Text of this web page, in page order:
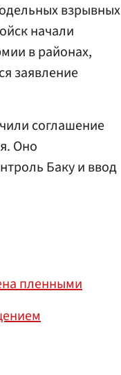
взрывных
начали
в районах,
заявление
соглашение
Оно
Баку и ввод
пленными